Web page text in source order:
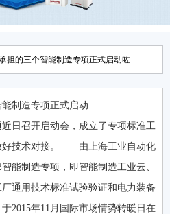
担的三个智能制造专项正式启动咗
能制造专项正式启动
召开启动会，成立了专项标准工
好技术对接。 由上海工业自动化
造专项，即智能制造工业云、
厂通用技术标准试验验证和电力装备
，于2015年11月国际市场情势转暖日在